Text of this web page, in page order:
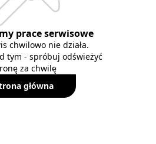
prace serwisowe
chwilowo nie działa.
tym - spróbuj odświeżyć
za chwilę
główna